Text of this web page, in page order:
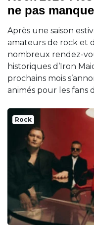
ne pas
Après une saison
amateurs de rock et
nombreux rendez-
historiques d’Iron
prochains mois
animés pour les fans
Rock